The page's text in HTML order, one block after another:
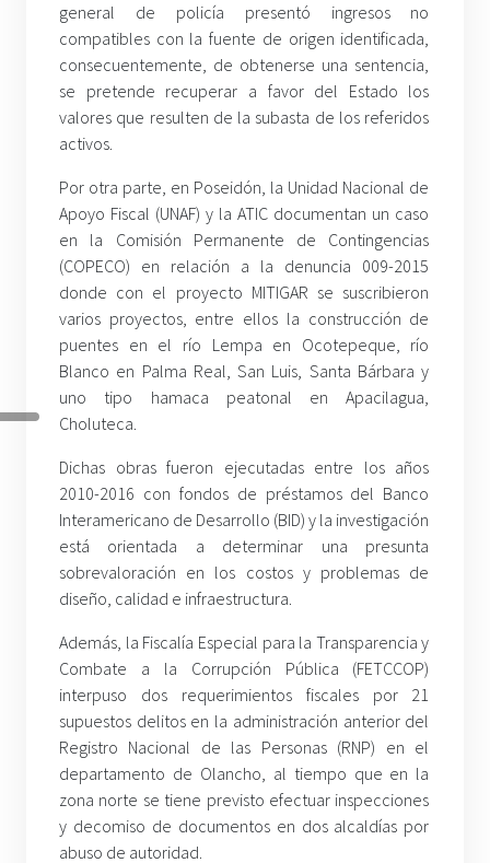
general de policía presentó ingresos no
compatibles con la fuente de origen identificada,
consecuentemente, de obtenerse una sentencia,
se pretende recuperar a favor del Estado los
valores que resulten de la subasta de los referidos
activos.
Por otra parte, en Poseidón, la Unidad Nacional de
Apoyo Fiscal (UNAF) y la ATIC documentan un caso
en la Comisión Permanente de Contingencias
(COPECO) en relación a la denuncia 009-2015
donde con el proyecto MITIGAR se suscribieron
varios proyectos, entre ellos la construcción de
puentes en el río Lempa en Ocotepeque, río
Blanco en Palma Real, San Luis, Santa Bárbara y
uno tipo hamaca peatonal en Apacilagua,
Choluteca.
Dichas obras fueron ejecutadas entre los años
2010-2016 con fondos de préstamos del Banco
Interamericano de Desarrollo (BID) y la investigación
está orientada a determinar una presunta
sobrevaloración en los costos y problemas de
diseño, calidad e infraestructura.
Además, la Fiscalía Especial para la Transparencia y
Combate a la Corrupción Pública (FETCCOP)
interpuso dos requerimientos fiscales por 21
supuestos delitos en la administración anterior del
Registro Nacional de las Personas (RNP) en el
departamento de Olancho, al tiempo que en la
zona norte se tiene previsto efectuar inspecciones
y decomiso de documentos en dos alcaldías por
abuso de autoridad.